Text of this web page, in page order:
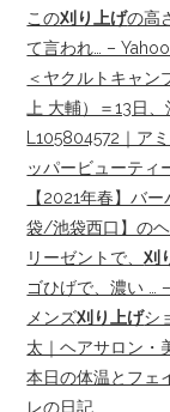
この刈り上げの高
て言われ… –
＜ヤクルトキャン
上 大輔）＝13日
L105804572｜ア
ッパービューティ
【2021年春】バ
袋/池袋西口】のヘ
リーゼントで、刈
ゴひげで、濃い …
メンズ刈り上げシ
太｜ヘアサロン・
本日の体温とフェ
レの日記